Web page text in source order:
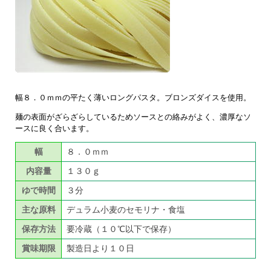
幅８．０ｍｍの平たく薄いロングパスタ。ブロンズダイスを使用。
麺の表面がざらざらしているためソースとの絡みがよく、濃厚なソ
ースに良く合います。
幅
８．０ｍｍ
内容量
１３０ｇ
ゆで時間
３分
主な原料
デュラム小麦のセモリナ・食塩
保存方法
要冷蔵（１０℃以下で保存）
賞味期限
製造日より１０日